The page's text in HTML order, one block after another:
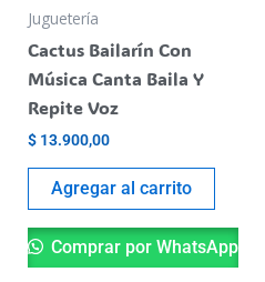
Juguetería
Cactus Bailarín Con
Música Canta Baila Y
Repite Voz
$ 13.900,00
Agregar al carrito
Comprar por WhatsApp